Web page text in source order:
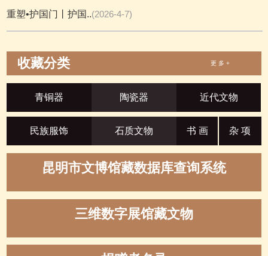
重塑•护国门丨护国..(2026-4-7)
收藏分类 更 多 +
青铜器 陶瓷器 近代文物
民族服饰 石质文物 书 画 杂 项
昆明市文博馆藏数据库查询系统
三维数字展馆藏文物